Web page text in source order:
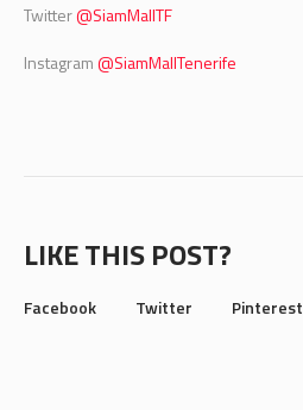
Twitter@SiamMallTF
Instagram@SiamMallTenerife
LIKE THIS POST?
Facebook Twitter Pinterest